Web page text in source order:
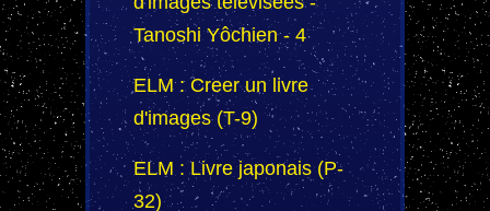
Tanoshi Yôchien - 4
ELM : Creer un livre
d'images (T-9)
ELM : Livre japonais (P-
32)